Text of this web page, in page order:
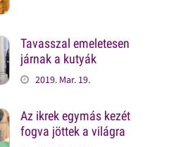
Tavasszal emeletesen
járnak a kutyák
2019. Mar. 19.
Az ikrek egymás kezét
fogva jöttek a világra